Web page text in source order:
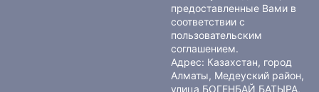
предоставленные Вами в
соответствии с
пользовательским
соглашением.
Адрес: Казахстан, город
Алматы, Медеуский район,
улица БОГЕНБАЙ БАТЫРА,